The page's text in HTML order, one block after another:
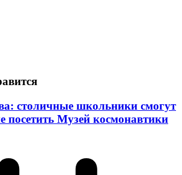
столичные школьники смогут
посетить Музей космонавтики